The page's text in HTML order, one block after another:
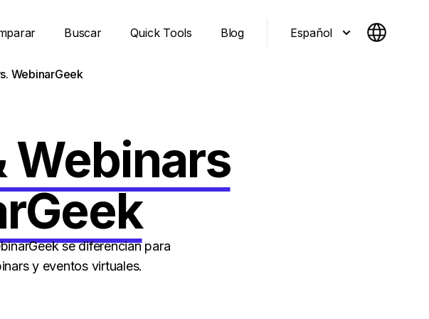
Buscar Quick Tools Blog Español
WebinarGeek
Webinars
se diferencian para
y eventos virtuales.